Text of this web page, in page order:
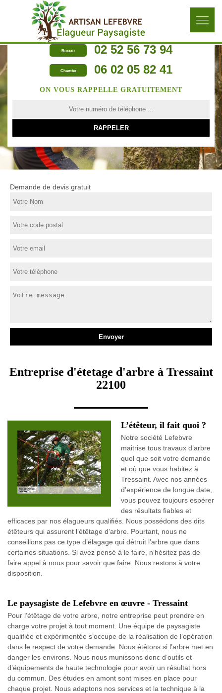
Bureau 02 52 56 73 94
Chantier 06 02 05 82 41
ON VOUS RAPPELLE GRATUITEMENT
Demande de devis gratuit
Entreprise d'étetage d'arbre à Tressaint
22100
L’étêteur, il fait quoi ?
Notre société Lefebvre
maitrise tous travaux d’arbre
quel que soit votre demande
et où que vous habitez à
Tressaint. Avec nos années
d’expérience de longue date,
vous pouvez toujours espérer
des résultats fiables et
efficaces par nos élagueurs qualifiés. Nous possédons des dits
étêteurs qui assurent l’étêtage d’arbre. Pourtant, nous ne
conseillons pas ce type d’élagage qui détruit l’arbre que dans
certaines situations. Si avez pensé à le faire, n’hésitez pas de
faire appel à nous pour savoir que faire. Nous restons à votre
disposition.
Le paysagiste de Lefebvre en œuvre - Tressaint
Pour l’étêtage de votre arbre, notre entreprise peut prendre en
charge votre projet à tout moment. Une équipe de paysagiste
qualifiée et expérimentée s’occupe de la réalisation de l’opération
dans le respect de votre demande. Nous étêtons si l’arbre met en
danger les environs. Nous nous munissons donc d’outils et
d’équipements de haute technologie pour avoir un résultat hors
du commun. Des études en amont sont mises en place pour
chaque projet. Nous adaptons nos services et la technique à la